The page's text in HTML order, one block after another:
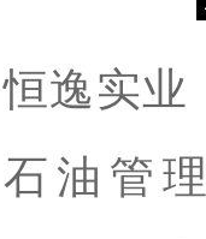
恒逸实业
石油管